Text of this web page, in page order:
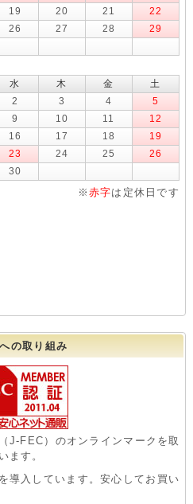
19 20 21
22
26 27 28
29
水 木 金
土
2 3 4
5
9 10 11
12
16 17 18
19
23 24 25
26
30
※ 赤字は定休日です
の取り組み
J-FEC）のオンラインマークを取
ます。
導入しています。安心してお買い